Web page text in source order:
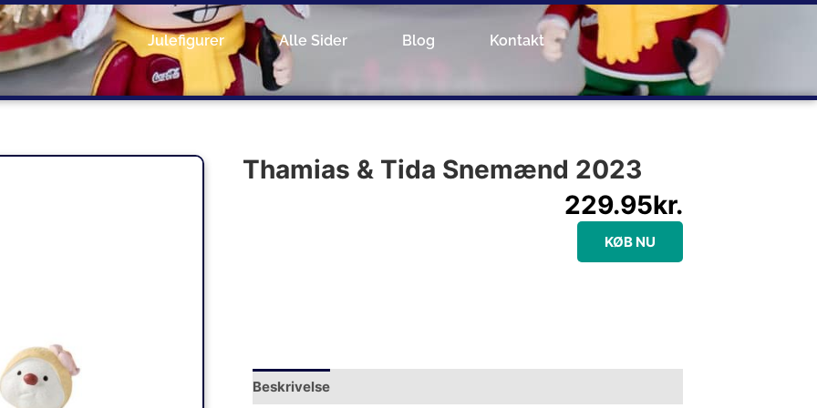
Julefigurer Alle Sider Blog Kontakt
Thamias & Tida Snemænd 2023
229.95kr.
KØB NU
Beskrivelse